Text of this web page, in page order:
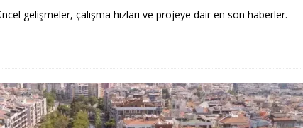
gelişmeler, çalışma hızları ve projeye dair en son haberler.